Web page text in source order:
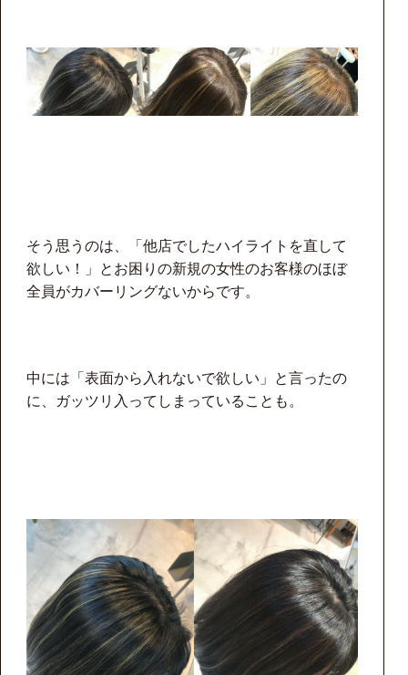
そう思うのは、「他店でしたハイライトを直して
欲しい！」とお困りの新規の女性のお客様のほぼ
全員がカバーリングないからです。
中には「表面から入れないで欲しい」と言ったの
に、ガッツリ入ってしまっていることも。